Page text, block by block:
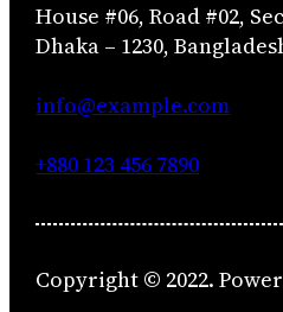
House #06, Road #02,
Dhaka – 1230,
info@example.com
+880 123 456 7890
Copyright © 2022.